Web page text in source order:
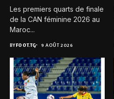
Les premiers quarts de finale
de la CAN féminine 2026 au
Maroc...
BYFOOT.TG 9 AOÛT 2026